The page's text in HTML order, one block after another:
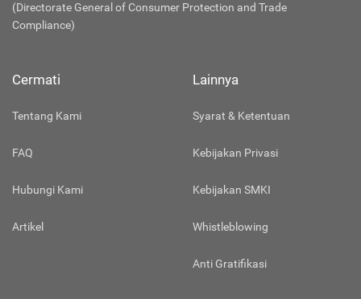
(Directorate General of Consumer Protection and Trade
Compliance)
Cermati
Tentang Kami
FAQ
Hubungi Kami
Artikel
Lainnya
Syarat & Ketentuan
Kebijakan Privasi
Kebijakan SMKI
Whistleblowing
Anti Gratifikasi